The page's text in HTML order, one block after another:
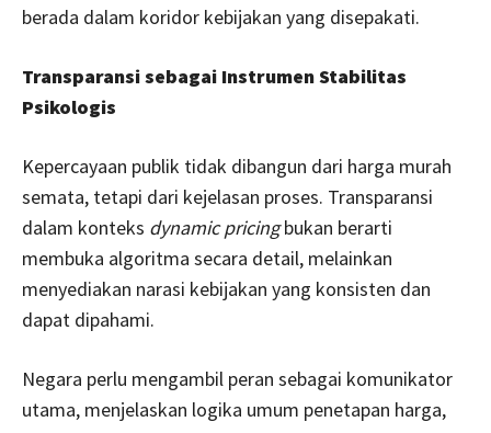
berada dalam koridor kebijakan yang disepakati.
Transparansi sebagai Instrumen Stabilitas
Psikologis
Kepercayaan publik tidak dibangun dari harga murah
semata, tetapi dari kejelasan proses. Transparansi
dalam konteks dynamic pricingbukan berarti
membuka algoritma secara detail, melainkan
menyediakan narasi kebijakan yang konsisten dan
dapat dipahami.
Negara perlu mengambil peran sebagai komunikator
utama, menjelaskan logika umum penetapan harga,